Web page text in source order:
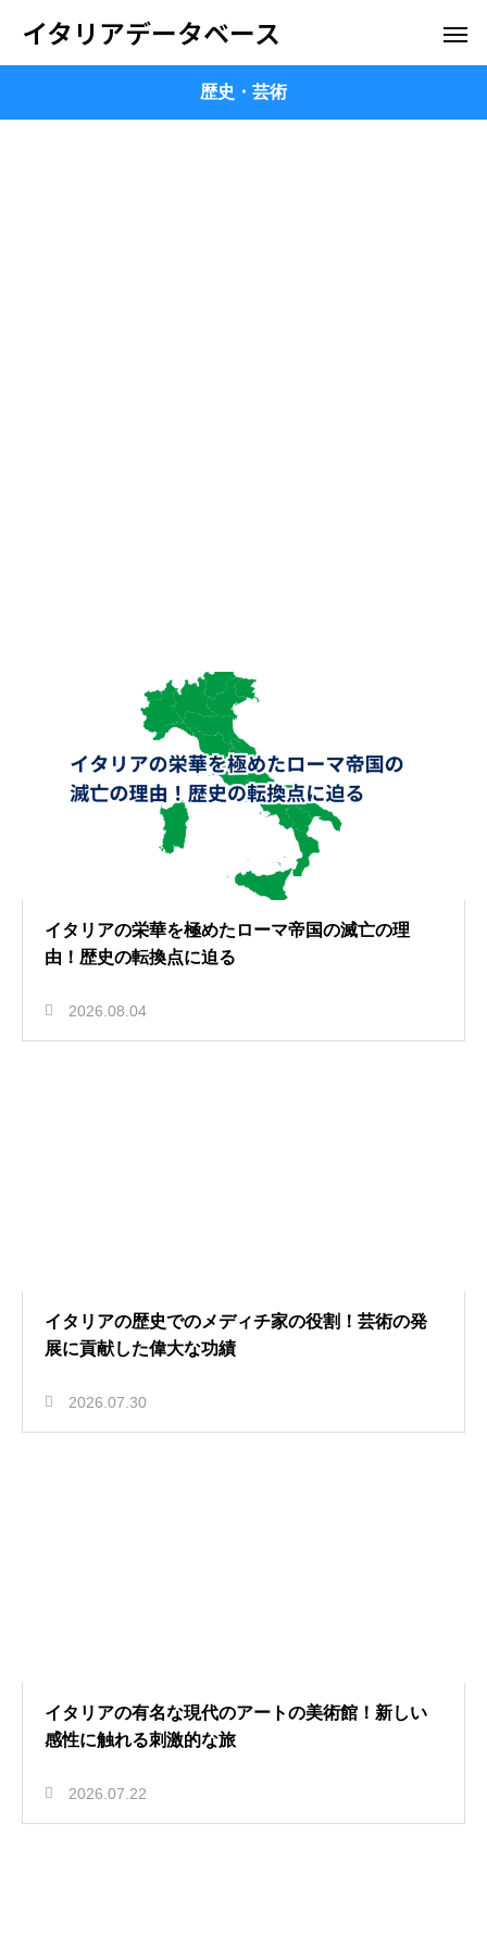
イタリアデータベース
歴史・芸術
イタリアの栄華を極めたローマ帝国の滅亡の理
由！歴史の転換点に迫る
2026.08.04
イタリアの歴史でのメディチ家の役割！芸術の発
展に貢献した偉大な功績
2026.07.30
イタリアの有名な現代のアートの美術館！新しい
感性に触れる刺激的な旅
2026.07.22